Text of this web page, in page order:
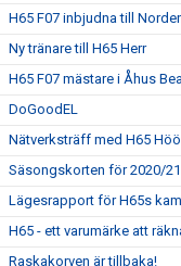
H65 F07 inbjudna till
Ny tränare till H65 Herr
H65 F07 mästare i Åhus
DoGoodEL
Nätverksträff med H65
Säsongskorten för 2020/
Lägesrapport för H65s
H65 - ett varumärke att
Raskakorven är tillbaka!